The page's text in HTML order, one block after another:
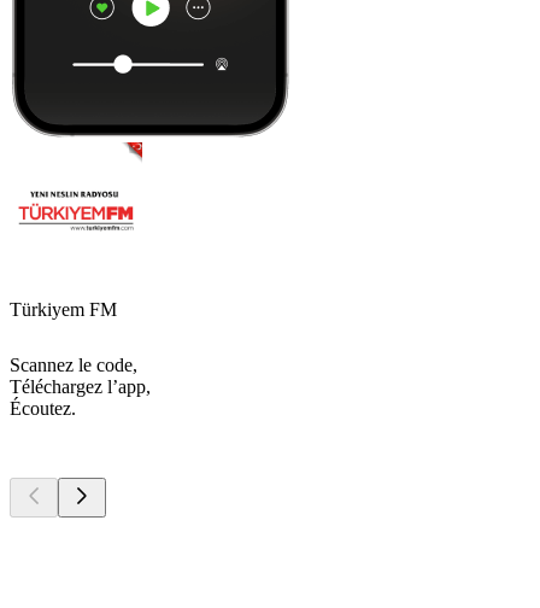
Türkiyem FM
Scannez le code,
Téléchargez l’app,
Écoutez.